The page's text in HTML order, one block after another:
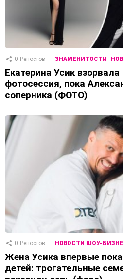
0 Репостов ЗНАМЕНИТОСТИ
Екатерина Усик взорвала
фотосессия, пока
соперника (ФОТО)
0 Репостов НОВОСТИ ШОУ-
Жена Усика впервые
детей: трогательные